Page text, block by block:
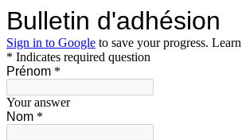
Bulletin d'adhésion
Sign in to Google to save your progress.
* Indicates required question
Prénom *
Your answer
Nom *